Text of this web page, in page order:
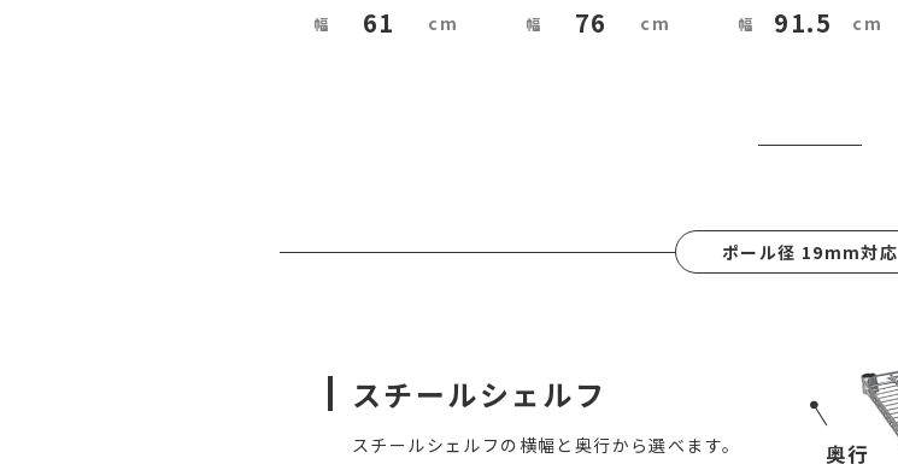
61 76 91.5
ポール径 19mm対応
スチールシェルフ
スチールシェルフの横幅と奥行から選べます。